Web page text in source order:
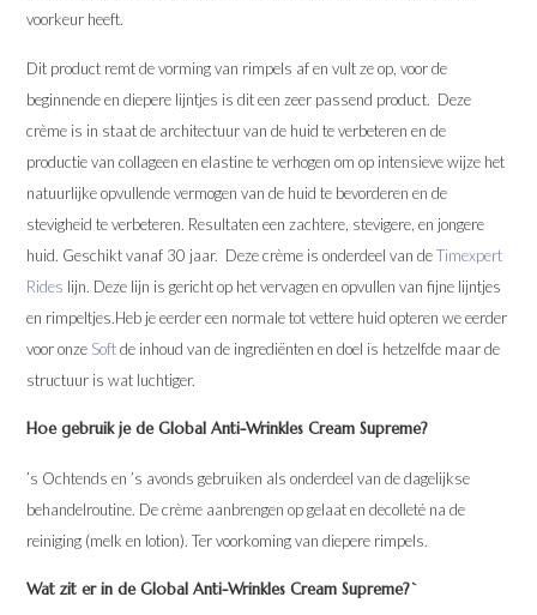
voorkeur heeft.
Dit product remt de vorming van rimpels af en vult ze op, voor de
beginnende en diepere lijntjes is dit een zeer passend product. Deze
crème is in staat de architectuur van de huid te verbeteren en de
productie van collageen en elastine te verhogen om op intensieve wijze het
natuurlijke opvullende vermogen van de huid te bevorderen en de
stevigheid te verbeteren. Resultaten een zachtere, stevigere, en jongere
huid. Geschikt vanaf 30 jaar. Deze crème is onderdeel van deTimexpert
Rides lijn. Deze lijn is gericht op het vervagen en opvullen van fijne lijntjes
en rimpeltjes.Heb je eerder een normale tot vettere huid opteren we eerder
voor onze Softde inhoud van de ingrediënten en doel is hetzelfde maar de
structuur is wat luchtiger.
Hoe gebruik je de Global Anti-Wrinkles Cream Supreme?
’s Ochtends en ’s avonds gebruiken als onderdeel van de dagelijkse
behandelroutine. De crème aanbrengen op gelaat en decolleté na de
reiniging (melk en lotion). Ter voorkoming van diepere rimpels.
Wat zit er in de Global Anti-Wrinkles Cream Supreme?`